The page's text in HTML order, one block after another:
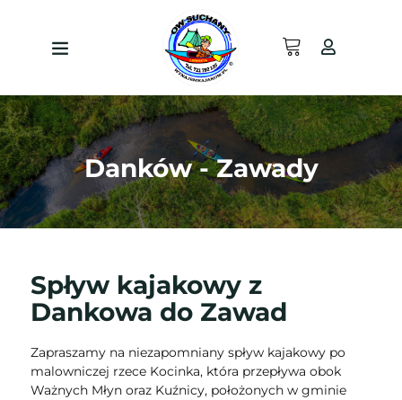
Danków - Zawady
Spływ kajakowy z
Dankowa do Zawad
Zapraszamy na niezapomniany spływ kajakowy po
malowniczej rzece Kocinka, która przepływa obok
Ważnych Młyn oraz Kuźnicy, położonych w gminie